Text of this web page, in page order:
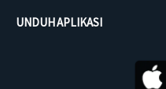
UNDUH APLIKASI